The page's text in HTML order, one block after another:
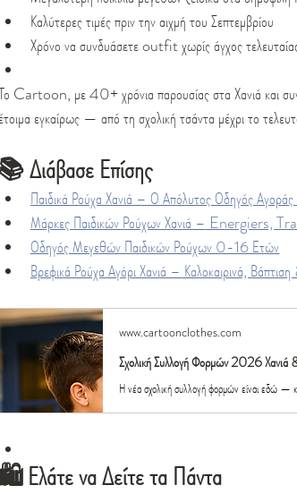
Καλύτερες τιμές πριν την αιχμή του Σεπτεμβρίου
Χρόνο να συνδυάσετε outfit χωρίς άγχος
Cartoon, με 40+ χρόνια παρουσίας στα Χανιά και
εγκαίρως — από τη σχολική τσάντα μέχρι το
📚 Διάβασε Επίσης
Παιδικά Ρούχα Χανιά – Ο Απόλυτος Οδηγός Αγοράς
Μάρκες Παιδικών Ρούχων Χανιά – Energiers,
Οδηγός Μεγεθών Παιδικών Ρούχων 0-16 Ετών
Βρεφικά Ρούχα Αγόρι Χανιά – Καλοκαιρινά, Βάπτιση
www.cartoonclothes.com
Σχολική Συλλογή Φορμών 2026
🛍️ Ελάτε να Δείτε τα Πάντα